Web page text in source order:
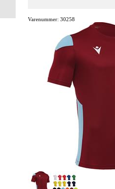
Varenummer: 30258